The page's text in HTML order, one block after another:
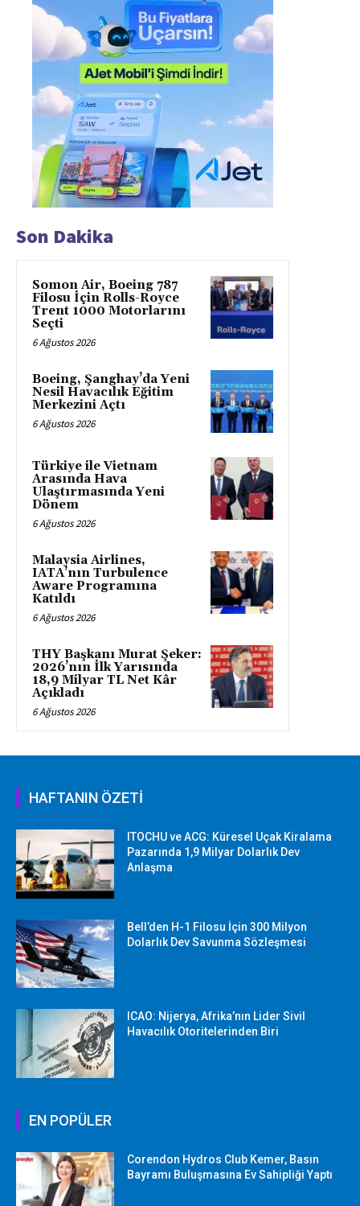
Son Dakika
Somon Air, Boeing 787
Filosu İçin Rolls-Royce
Trent 1000 Motorlarını
Seçti
6 Ağustos 2026
Boeing, Şanghay’da Yeni
Nesil Havacılık Eğitim
Merkezini Açtı
6 Ağustos 2026
Türkiye ile Vietnam
Arasında Hava
Ulaştırmasında Yeni
Dönem
6 Ağustos 2026
Malaysia Airlines,
IATA’nın Turbulence
Aware Programına
Katıldı
6 Ağustos 2026
THY Başkanı Murat Şeker:
2026’nın İlk Yarısında
18,9 Milyar TL Net Kâr
Açıkladı
6 Ağustos 2026
HAFTANIN ÖZETİ
ITOCHU ve ACG: Küresel Uçak Kiralama
Pazarında 1,9 Milyar Dolarlık Dev
Anlaşma
Bell’den H-1 Filosu İçin 300 Milyon
Dolarlık Dev Savunma Sözleşmesi
ICAO: Nijerya, Afrika’nın Lider Sivil
Havacılık Otoritelerinden Biri
EN POPÜLER
Corendon Hydros Club Kemer, Basın
Bayramı Buluşmasına Ev Sahipliği Yaptı